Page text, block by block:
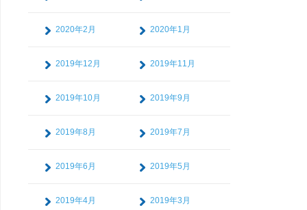
2020年2月 2020年1月
2019年12月 2019年11月
2019年10月 2019年9月
2019年8月 2019年7月
2019年6月 2019年5月
2019年4月 2019年3月